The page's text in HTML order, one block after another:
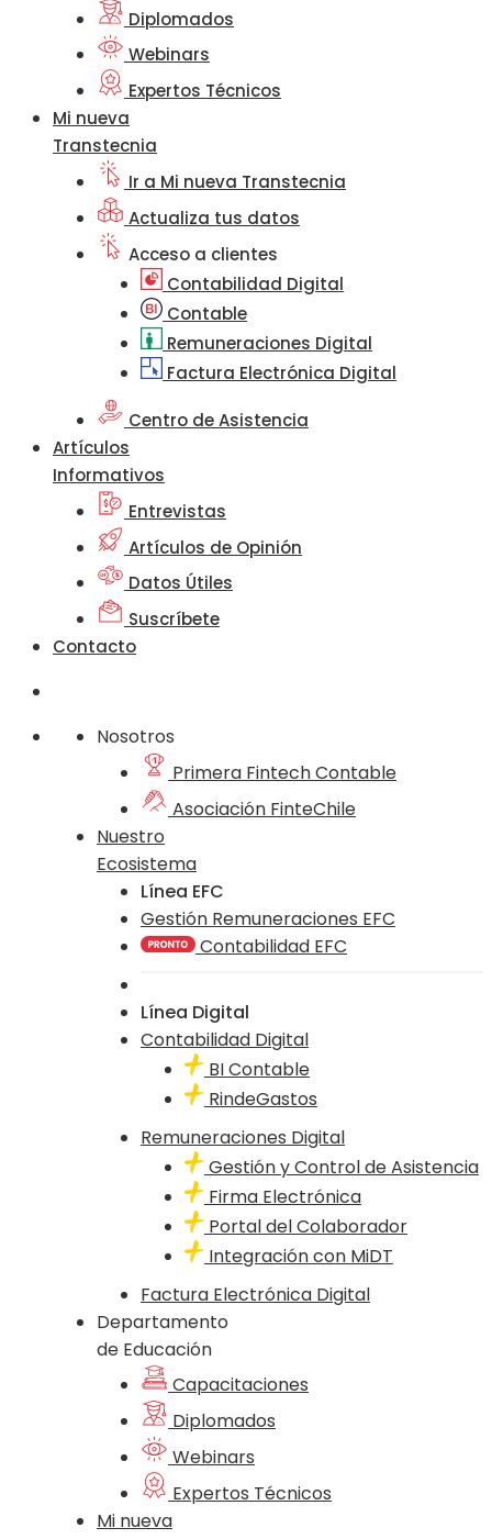
Diplomados
Webinars
Expertos Técnicos
Mi nueva
Transtecnia
Ir a Mi nueva Transtecnia
Actualiza tus datos
Acceso a clientes
Contabilidad Digital
Contable
Remuneraciones Digital
Factura Electrónica Digital
Centro de Asistencia
Artículos
Informativos
Entrevistas
Artículos de Opinión
Datos Útiles
Suscríbete
Contacto
Nosotros
Primera Fintech Contable
Asociación FinteChile
Nuestro
Ecosistema
Línea EFC
Gestión Remuneraciones EFC
Contabilidad EFC
Línea Digital
Contabilidad Digital
BI Contable
RindeGastos
Remuneraciones Digital
Gestión y Control de Asistencia
Firma Electrónica
Portal del Colaborador
Integración con MiDT
Factura Electrónica Digital
Departamento
de Educación
Capacitaciones
Diplomados
Webinars
Expertos Técnicos
Mi nueva